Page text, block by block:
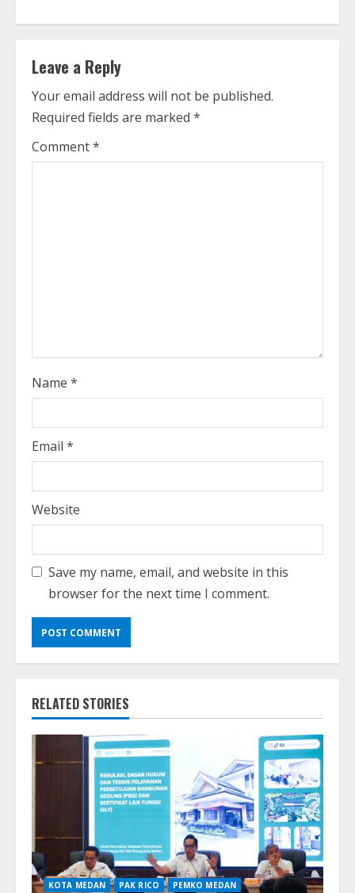
u
e
R
e
Leave a Reply
Your email address will not be published.
Required fields are marked *
Comment*
Name *
Email *
Website
Save my name, email, and website in this
browser for the next time I comment.
RELATED STORIES
KOTA MEDAN PAK RICO
PEMKO MEDAN